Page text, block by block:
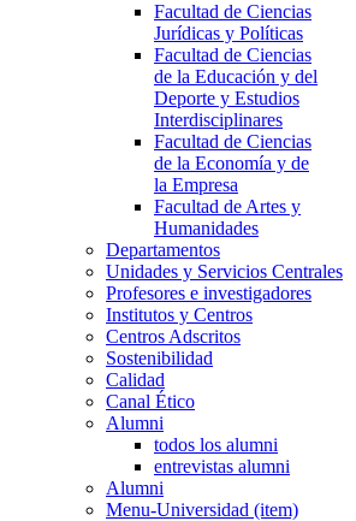
Facultad de Ciencias
Jurídicas y Políticas
Facultad de Ciencias
de la Educación y del
Deporte y Estudios
Interdisciplinares
Facultad de Ciencias
de la Economía y de
la Empresa
Facultad de Artes y
Humanidades
Departamentos
Unidades y Servicios Centrales
Profesores e investigadores
Institutos y Centros
Centros Adscritos
Sostenibilidad
Calidad
Canal Ético
Alumni
todos los alumni
entrevistas alumni
Alumni
Menu-Universidad (item)